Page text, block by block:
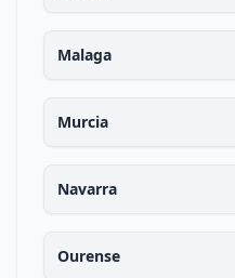
Malaga
Murcia
Navarra
Ourense